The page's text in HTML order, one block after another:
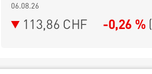
06.08.26
113,86 CHF -0,26 % (